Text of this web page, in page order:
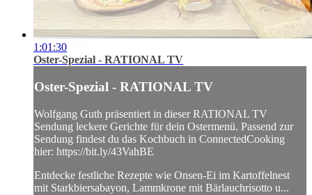
1:01:30
Oster-Spezial - RATIONAL TV
Oster-Spezial - RATIONAL TV
Wolfgang Guth präsentiert in dieser RATIONAL TV
Sendung leckere Gerichte für dein Ostermenü. Passend zur
Sendung findest du das Kochbuch in ConnectedCooking
hier: https://bit.ly/43VahBE
Entdecke festliche Rezepte wie Onsen-Ei im Kartoffelnest
mit Starkbiersabayon, Lammkrone mit Bärlauchrisotto u...